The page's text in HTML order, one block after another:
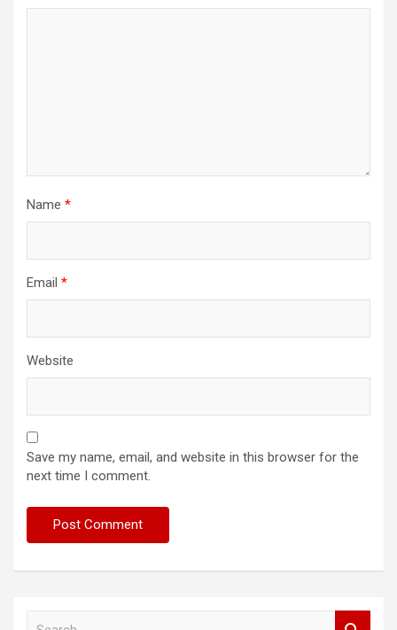
Name *
Email *
Website
Save my name, email, and website in this browser for the
next time I comment.